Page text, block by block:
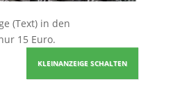
(Text) in den
15 Euro.
KLEINANZEIGE SCHALTEN